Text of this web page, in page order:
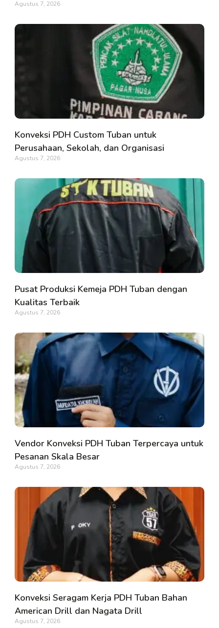
Agustus 7, 2026
Konveksi PDH Custom Tuban untuk
Perusahaan, Sekolah, dan Organisasi
Agustus 7, 2026
Pusat Produksi Kemeja PDH Tuban dengan
Kualitas Terbaik
Agustus 7, 2026
Vendor Konveksi PDH Tuban Terpercaya untuk
Pesanan Skala Besar
Agustus 7, 2026
Konveksi Seragam Kerja PDH Tuban Bahan
American Drill dan Nagata Drill
Agustus 7, 2026